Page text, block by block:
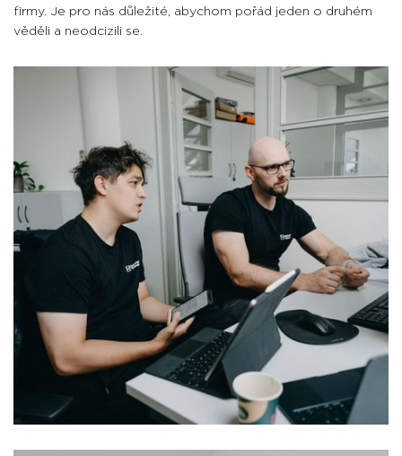
firmy. Je pro nás důležité, abychom pořád jeden o druhém
věděli a neodcizili se.